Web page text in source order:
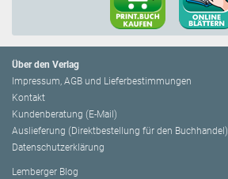
Über den Verlag
Impressum, AGB und Lieferbestimmungen
Kontakt
Kundenberatung (E-Mail)
Auslieferung (Direktbestellung für den Buchhandel)
Datenschutzerklärung
Lemberger Blog